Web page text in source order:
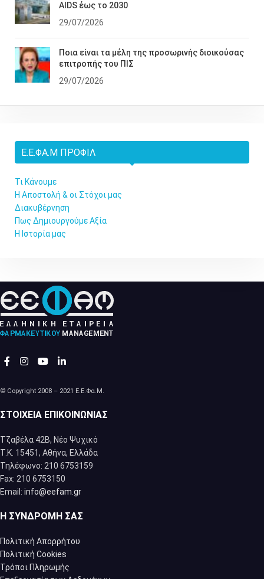
AIDS έως το 2030
29/07/2026
Ποια είναι τα μέλη της προσωρινής διοικούσας
επιτροπής του ΠΙΣ
29/07/2026
Ε.Ε.ΦΑ.Μ ΠΡΟΦΊΛ
Τι Κάνουμε
Η Αποστολή & οι Στόχοι μας
Διακυβέρνηση
Πως Δημιουργούμε Αξία
Η Ιστορία μας
© Copyright 2008 – 2021 Ε.Ε.Φα.Μ.
ΣΤΟΙΧΕΊΑ ΕΠΙΚΟΙΝΩΝΊΑΣ
Τζαβέλα 42Β, Νέο Ψυχικό
Τ.Κ. 15451, Αθήνα, Eλλάδα
Τηλέφωνο: 210 6753159
Fax: 210 6753150
Email: info@eefam.gr
Η ΣΥΝΔΡΟΜΉ ΣΑΣ
Πολιτική Απορρήτου
Πολιτική Cookies
Τρόποι Πληρωμής